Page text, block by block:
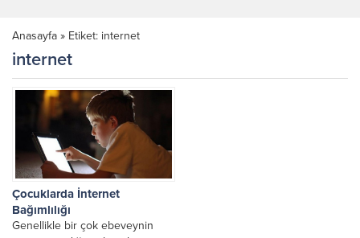
Anasayfa » Etiket: internet
internet
Çocuklarda İnternet
Bağımlılığı
Genellikle bir çok ebeveynin